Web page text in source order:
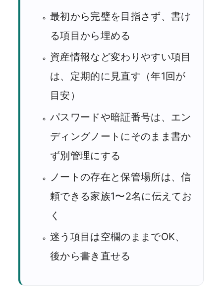
最初から完璧を目指さず、書け
る項目から埋める
資産情報など変わりやすい項目
は、定期的に見直す（年1回が
目安）
パスワードや暗証番号は、エン
ディングノートにそのまま書か
ず別管理にする
ノートの存在と保管場所は、信
頼できる家族1〜2名に伝えてお
く
迷う項目は空欄のままでOK、
後から書き直せる